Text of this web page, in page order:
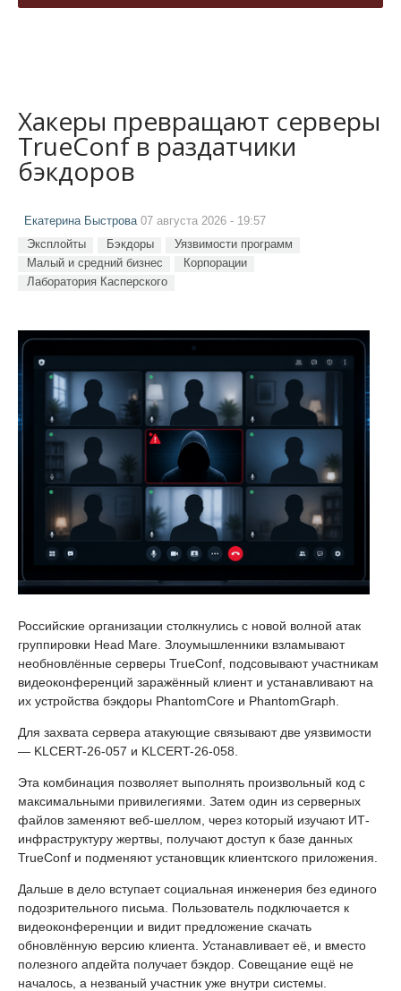
Хакеры превращают серверы
TrueConf в раздатчики
бэкдоров
Екатерина Быстрова07 августа 2026 - 19:57
Эксплойты Бэкдоры
Уязвимости программ
Малый и средний бизнес
Корпорации
Лаборатория Касперского
Российские организации столкнулись с новой волной атак
группировки Head Mare. Злоумышленники взламывают
необновлённые серверы TrueConf, подсовывают участникам
видеоконференций заражённый клиент и устанавливают на
их устройства бэкдоры PhantomCore и PhantomGraph.
Для захвата сервера атакующие связывают две уязвимости
— KLCERT-26-057 и KLCERT-26-058.
Эта комбинация позволяет выполнять произвольный код с
максимальными привилегиями. Затем один из серверных
файлов заменяют веб-шеллом, через который изучают ИТ-
инфраструктуру жертвы, получают доступ к базе данных
TrueConf и подменяют установщик клиентского приложения.
Дальше в дело вступает социальная инженерия без единого
подозрительного письма. Пользователь подключается к
видеоконференции и видит предложение скачать
обновлённую версию клиента. Устанавливает её, и вместо
полезного апдейта получает бэкдор. Совещание ещё не
началось, а незваный участник уже внутри системы.